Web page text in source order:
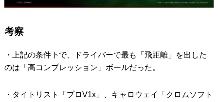
考察
・上記の条件下で、ドライバーで最も「飛距離」を出した
のは「高コンプレッション」ボールだった。
・タイトリスト「プロV1x」、キャロウェイ「クロムソフト